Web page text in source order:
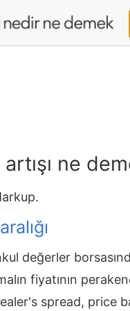
ne
değerler
fiyatının
spread, price